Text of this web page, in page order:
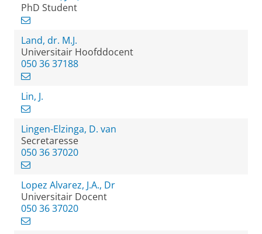
PhD Student
Land, dr. M.J.
Universitair Hoofddocent
050 36 37188
Lin, J.
Lingen-Elzinga, D. van
Secretaresse
050 36 37020
Lopez Alvarez, J.A., Dr
Universitair Docent
050 36 37020